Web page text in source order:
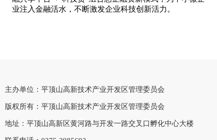
业注入金融活水，不断激发企业科技创新活力。
主办单位：平顶山高新技术产业开发区管理委员会
版权所有：平顶山高新技术产业开发区管理委员会
地址：平顶山高新区黄河路与开发一路交叉口孵化中心大楼